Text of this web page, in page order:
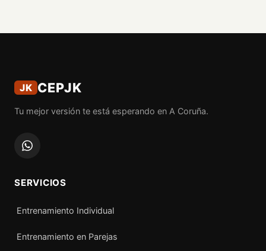
JK CEPJK
Tu mejor versión te está esperando en A Coruña.
SERVICIOS
Entrenamiento Individual
Entrenamiento en Parejas